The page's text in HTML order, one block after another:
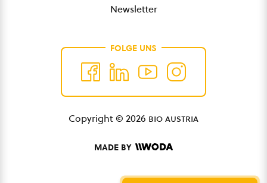
Newsletter
FOLGE UNS
Copyright © 2026 bio austria
MADE BY